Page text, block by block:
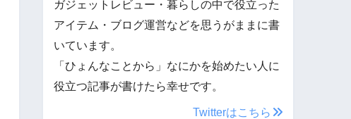
ガジェットレビュー・暮らしの中で役立った
アイテム・ブログ運営などを思うがままに書
いています。
「ひょんなことから」なにかを始めたい人に
役立つ記事が書けたら幸せです。
Twitterはこちら